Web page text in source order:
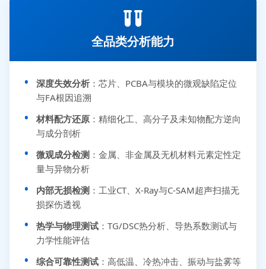
全品类分析能力
深度失效分析 ：芯片、PCBA与模块的微观缺陷定位
与FA根因追溯
材料配方还原 ：精细化工、高分子及未知物配方逆向
与成分剖析
微观成分检测 ：金属、非金属及无机材料元素定性定
量与异物分析
内部无损检测 ：工业CT、X-Ray与C-SAM超声扫描无
损探伤透视
热学与物理测试 ：TG/DSC热分析、导热系数测试与
力学性能评估
综合可靠性测试 ：高低温、冷热冲击、振动与盐雾等